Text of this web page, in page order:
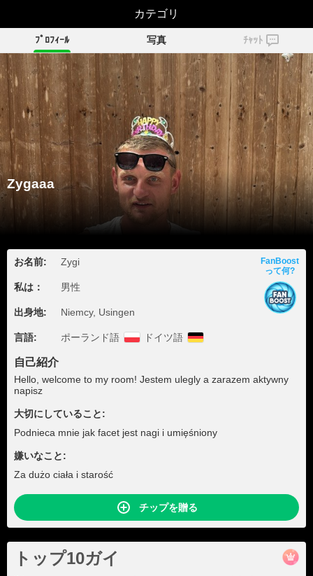
Zygaaa
ﾌﾟﾛﾌｨｰﾙ 写真 ﾁｬｯﾄ
Zygaaa
お名前: Zygi
私は： 男性
出身地: Niemcy, Usingen
言語: ポーランド語 ドイツ語
FanBoost
って何?
自己紹介
Hello, welcome to my room! Jestem ulegly a zarazem aktywny
napisz
大切にしていること:
Podnieca mnie jak facet jest nagi i umięśniony
嫌いなこと:
Za dużo ciała i starość
チップを贈る
トップ10ガイ
カテゴリ